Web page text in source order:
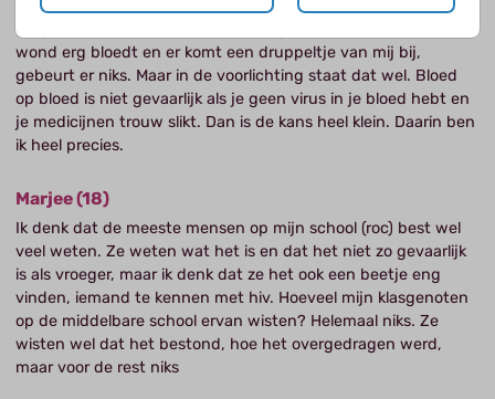
geraakt. Sommige dingen weten de scholen wel, maar andere
dingen niet. Met bloed op bloed krijg je het wel, maar als een
wond erg bloedt en er komt een druppeltje van mij bij,
gebeurt er niks. Maar in de voorlichting staat dat wel. Bloed
op bloed is niet gevaarlijk als je geen virus in je bloed hebt en
je medicijnen trouw slikt. Dan is de kans heel klein. Daarin ben
ik heel precies.
Marjee (18)
Ik denk dat de meeste mensen op mijn school (roc) best wel
veel weten. Ze weten wat het is en dat het niet zo gevaarlijk
is als vroeger, maar ik denk dat ze het ook een beetje eng
vinden, iemand te kennen met hiv. Hoeveel mijn klasgenoten
op de middelbare school ervan wisten? Helemaal niks. Ze
wisten wel dat het bestond, hoe het overgedragen werd,
maar voor de rest niks